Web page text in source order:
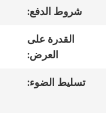
شروط الدفع:
القدرة على
العرض:
تسليط الضوء: